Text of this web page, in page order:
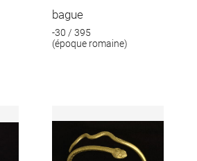
bague
-30 / 395
(époque romaine)